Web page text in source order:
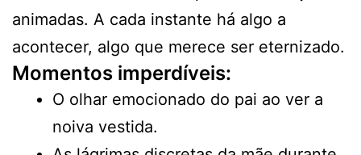
animadas. A cada instante há algo a
acontecer, algo que merece ser eternizado.
Momentos imperdíveis:
O olhar emocionado do pai ao ver a
noiva vestida.